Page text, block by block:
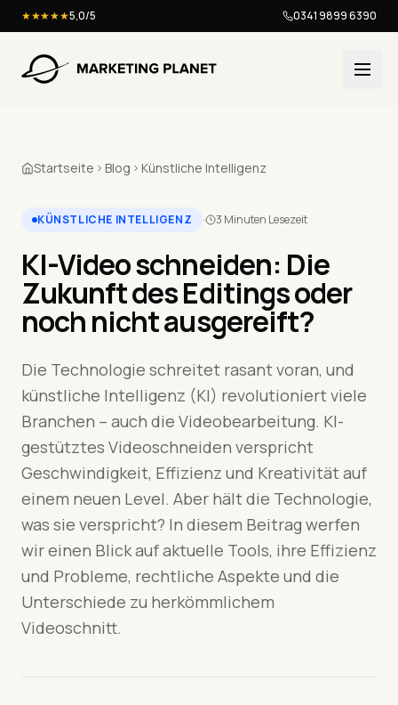
★★★★★5,0/5 0341 9899 6390
Startseite Blog Künstliche Intelligenz
KÜNSTLICHE INTELLIGENZ · 3 Minuten Lesezeit
KI-Video schneiden: Die
Zukunft des Editings oder
noch nicht ausgereift?
Die Technologie schreitet rasant voran, und
künstliche Intelligenz (KI) revolutioniert viele
Branchen – auch die Videobearbeitung. KI-
gestütztes Videoschneiden verspricht
Geschwindigkeit, Effizienz und Kreativität auf
einem neuen Level. Aber hält die Technologie,
was sie verspricht? In diesem Beitrag werfen
wir einen Blick auf aktuelle Tools, ihre Effizienz
und Probleme, rechtliche Aspekte und die
Unterschiede zu herkömmlichem
Videoschnitt.